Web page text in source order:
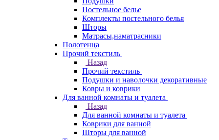
Постельное белье
Комплекты постельного белья
Шторы
Матрасы,наматрасники
Полотенца
Прочий текстиль
Назад
Прочий текстиль
Подушки и наволочки декоративные
Ковры и коврики
Для ванной комнаты и туалета
Назад
Для ванной комнаты и туалета
Коврики для ванной
Шторы для ванной